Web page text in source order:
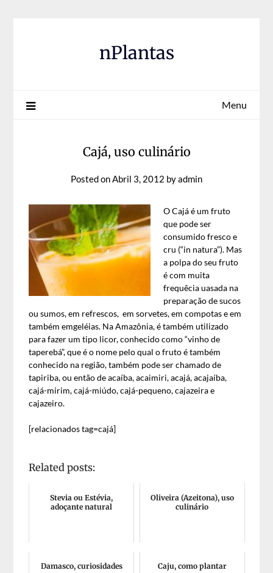
nPlantas
Menu
Cajá, uso culinário
Posted onAbril 3, 2012 byadmin
O Cajá é um fruto
que pode ser
consumido fresco e
cru (“in natura”). Mas
a polpa do seu fruto
é com muita
frequêcia uasada na
preparação de sucos
ou sumos, em refrescos, em sorvetes, em compotas e em
também emgeléias. Na Amazônia, é também utilizado
para fazer um tipo licor, conhecido como “vinho de
taperebá”, que é o nome pelo qual o fruto é também
conhecido na região, também pode ser chamado de
tapiriba, ou então de acaíba, acaimiri, acajá, acajaíba,
cajá-mirim, cajá-miúdo, cajá-pequeno, cajazeira e
cajazeiro.
[relacionados tag=cajá]
Related posts:
Stevia ou Estévia,
adoçante natural
Oliveira (Azeitona), uso
culinário
Damasco, curiosidades Caju, como plantar